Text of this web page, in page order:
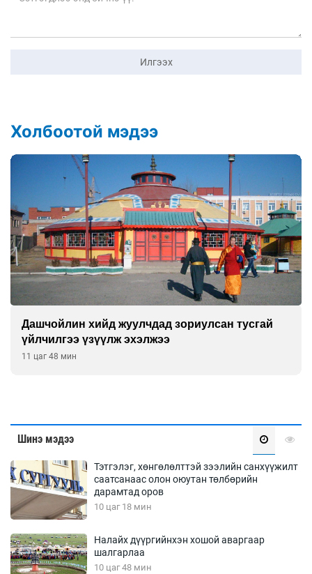
Илгээх
Холбоотой мэдээ
Манайхан Тайванийн I, II багийнхантай
өрсөлдөх нь
12 цаг 18 мин
Шинэ мэдээ
Тэтгэлэг, хөнгөлөлттэй зээлийн санхүүжилт
саатсанаас олон оюутан төлбөрийн
дарамтад оров
10 цаг 18 мин
Налайх дүүргийнхэн хошой аваргаар
шалгарлаа
10 цаг 48 мин